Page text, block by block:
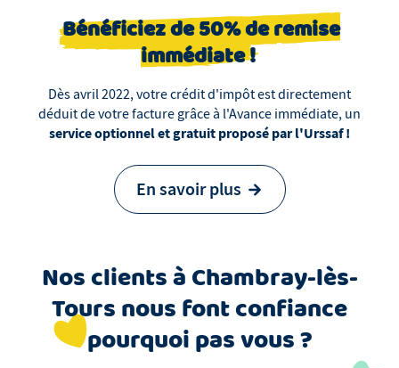
Bénéficiez de 50% de remise
immédiate !
Dès avril 2022, votre crédit d'impôt est directement
déduit de votre facture grâce à l'Avance immédiate, un
service optionnel et gratuit proposé par l'Urssaf !
En savoir plus
Nos clientsàChambray-lès-
Toursnous font confiance
pourquoi pas vous ?